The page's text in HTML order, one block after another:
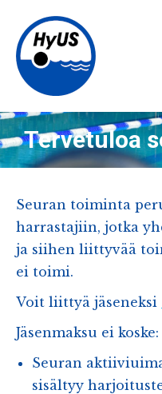
Tervetuloa
Seuran toiminta
harrastajiin, jotka
ja siihen liittyvää
ei toimi.
Voit liittyä jäseneksi
Jäsenmaksu ei koske:
Seuran
sisältyy